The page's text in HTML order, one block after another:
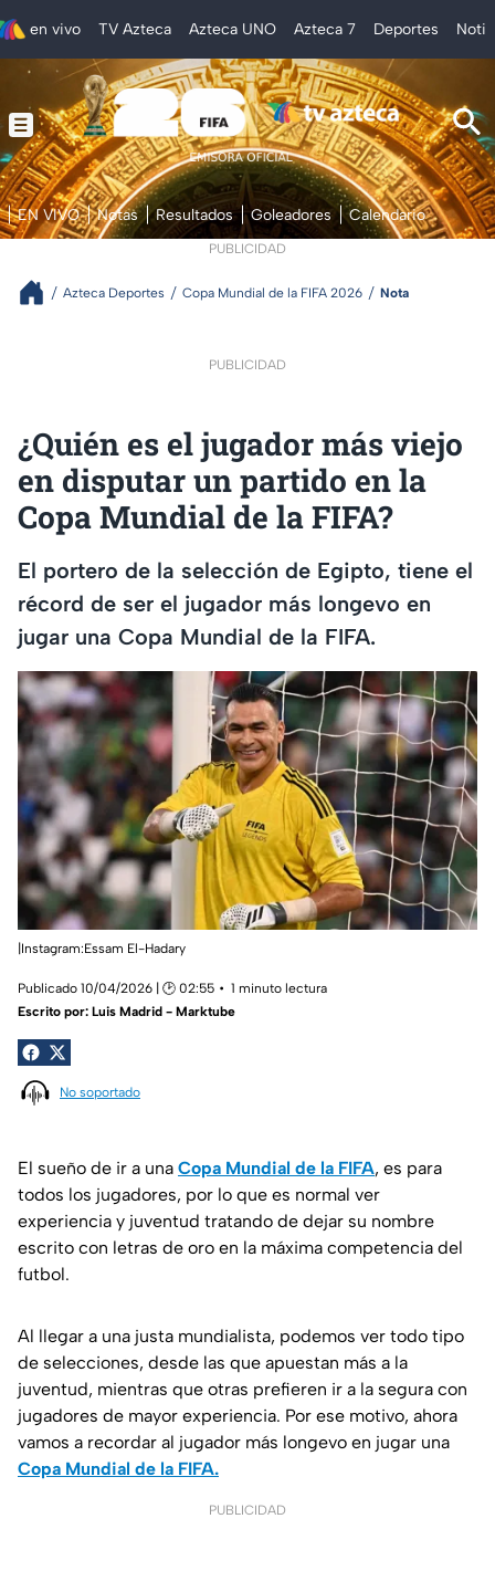
en vivo TV Azteca Azteca UNO Azteca 7 Deportes
EN VIVO Notas Resultados Goleadores Calendario
PUBLICIDAD
Azteca Deportes Copa Mundial de la FIFA 2026 Nota
PUBLICIDAD
¿Quién es el jugador más viejo
en disputar un partido en la
Copa Mundial de la FIFA?
El portero de la selección de Egipto, tiene el
récord de ser el jugador más longevo en
jugar una Copa Mundial de la FIFA.
|Instagram:Essam El-Hadary
Publicado 10/04/2026 | 🕑 02:55
1 minuto lectura
Escrito por: Luis Madrid - Marktube
No soportado
El sueño de ir a una Copa Mundial de la FIFA, es para
todos los jugadores, por lo que es normal ver
experiencia y juventud tratando de dejar su nombre
escrito con letras de oro en la máxima competencia del
futbol.
Al llegar a una justa mundialista, podemos ver todo tipo
de selecciones, desde las que apuestan más a la
juventud, mientras que otras prefieren ir a la segura con
jugadores de mayor experiencia. Por ese motivo, ahora
vamos a recordar al jugador más longevo en jugar una
Copa Mundial de la FIFA.
PUBLICIDAD